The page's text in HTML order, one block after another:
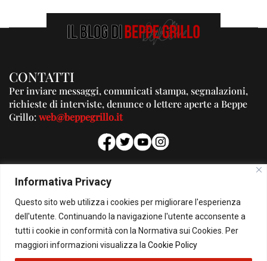
Informativa Privacy
Questo sito web utilizza i cookies per migliorare l'esperienza
dell'utente. Continuando la navigazione l'utente acconsente a
tutti i cookie in conformità con la Normativa sui Cookies. Per
maggiori informazioni visualizza la Cookie Policy
CONTATTI
Per inviare messaggi, comunicati stampa, segnalazioni,
richieste di interviste, denunce o lettere aperte a Beppe
Grillo:web@beppegrillo.it
PUBBLICITA'
Per la tua pubblicità su questo Blog:
pubblicita@beppegrillo.it